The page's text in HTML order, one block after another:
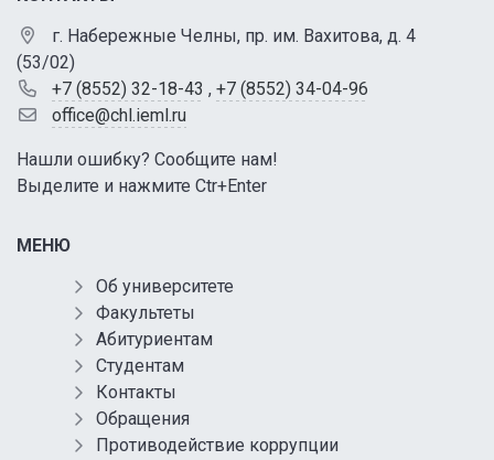
г. Набережные Челны, пр. им. Вахитова, д. 4
(53/02)
+7 (8552) 32-18-43 , +7 (8552) 34-04-96
office@chl.ieml.ru
Нашли ошибку? Сообщите нам!
Выделите и нажмите Ctr+Enter
МЕНЮ
Об университете
Факультеты
Абитуриентам
Студентам
Контакты
Обращения
Противодействие коррупции